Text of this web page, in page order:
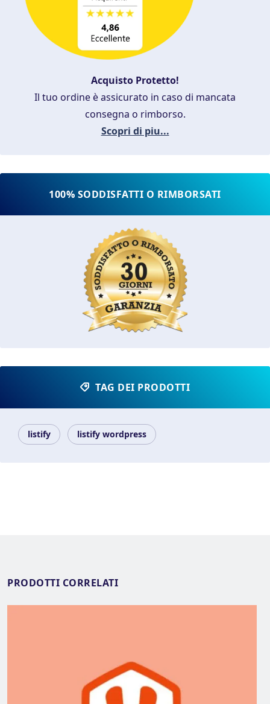
Acquisto Protetto!
Il tuo ordine è assicurato in caso di mancata
consegna o rimborso.
Scopri di piu...
100% SODDISFATTI O RIMBORSATI
TAG DEI PRODOTTI
listify listify wordpress
PRODOTTI CORRELATI